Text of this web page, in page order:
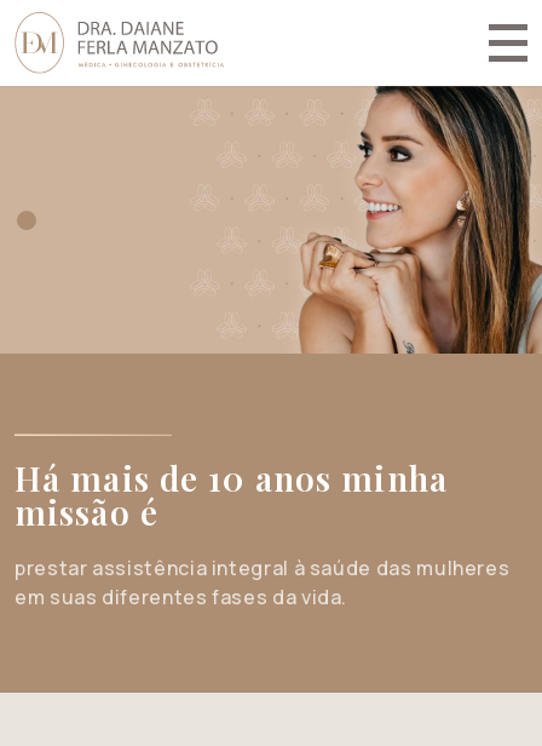
Há mais de 10 anos minh
prestar assistência integral à saúde das mulheres
em suas diferentes fases da vida.